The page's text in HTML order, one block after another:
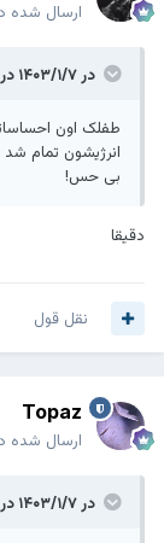
ارسال شده
در ۱۴۰۳/۱/۷ در 18:41،
طفلک اون
انرژیشون تمام
بی حس!
دقیقا
نقل قول
Topaz
ارسال شده
در ۱۴۰۳/۱/۷ در 15:00،